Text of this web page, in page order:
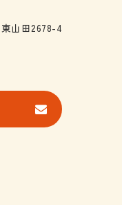
山田2678-4